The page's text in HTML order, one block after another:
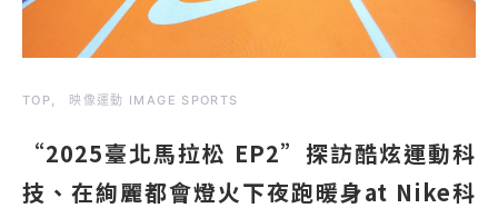
TOP 映像運動 IMAGE SPORTS
“2025臺北馬拉松 EP2”探訪酷炫運動科
技、在絢麗都會燈火下夜跑暖身at Nike科